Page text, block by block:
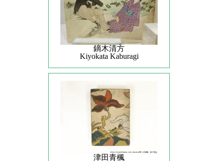
鏑木清方
Kiyokata Kaburagi
津田青楓